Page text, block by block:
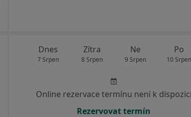
Dnes
7 Srpen
Zítra
8 Srpen
Ne
9 Srpen
Po
10 Srpen
Online rezervace termínu není k dispozici
Rezervovat termín